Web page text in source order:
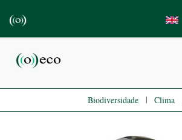
Biodiversidade | Clima